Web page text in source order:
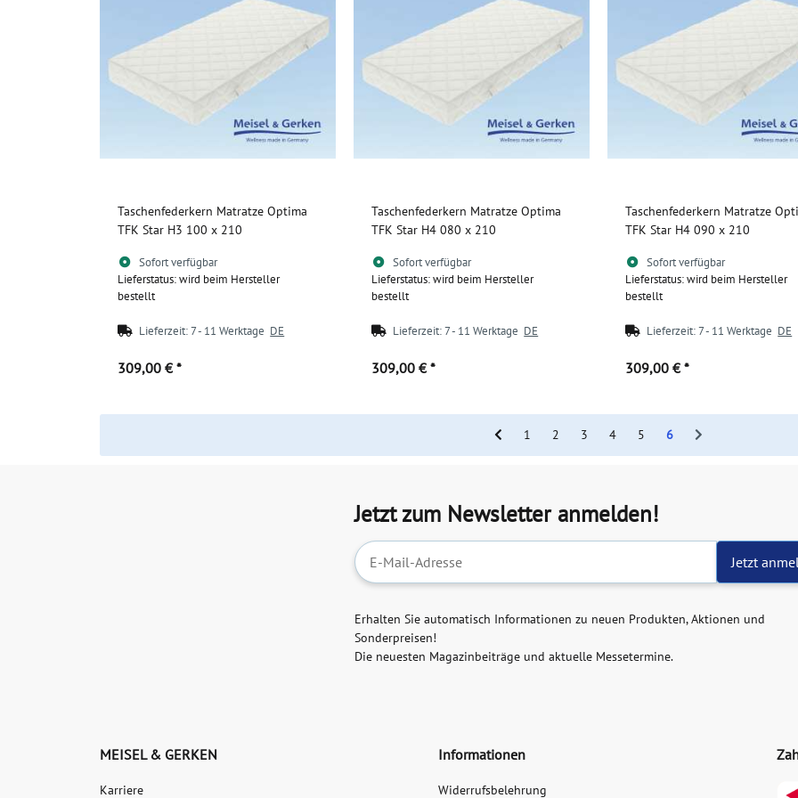
Taschenfederkern Matratze Optima
TFK Star H3 100 x 210
Sofort verfügbar
Lieferstatus: wird beim Hersteller
bestellt
Lieferzeit:7 - 11 Werktage DE
309,00 € *
Taschenfederkern Matratze Optima
TFK Star H4 080 x 210
Sofort verfügbar
Lieferstatus: wird beim Hersteller
bestellt
Lieferzeit:7 - 11 Werktage DE
309,00 € *
Taschenfederkern Matratze
TFK Star H4 090 x 210
Sofort verfügbar
Lieferstatus: wird beim Hersteller
bestellt
Lieferzeit:7 - 11 Werktage DE
309,00 € *
1 2 3 4 5 6
Jetzt zum Newsletter anmelden!
Newsletter-Registrierung
Jetzt
Erhalten Sie automatisch Informationen zu neuen Produkten, Aktionen und
Sonderpreisen!
Die neuesten Magazinbeiträge und aktuelle Messetermine.
MEISEL & GERKEN
Karriere
Informationen
Widerrufsbelehrung